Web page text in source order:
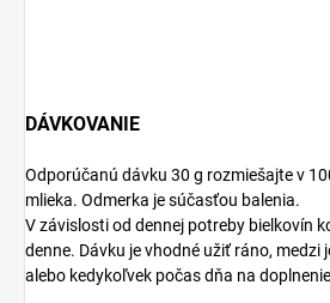
DÁVKOVANIE
Odporúčanú dávku 30 g rozmiešajte v
mlieka. Odmerka je súčasťou balenia.
V závislosti od dennej potreby bielkovín
denne. Dávku je vhodné užiť ráno, medzi
alebo kedykoľvek počas dňa na